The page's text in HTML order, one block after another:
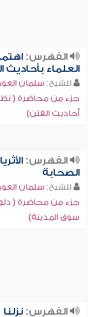
الفهرس:
العلماء بأحاديث
للشيخ: سلمان
جزء من محاضرة (
أحاديث الفتن)
الفهرس:
الصحابة
للشيخ: سلمان
جزء من محاضرة (
سوق المدينة)
الفهرس:نزلنا